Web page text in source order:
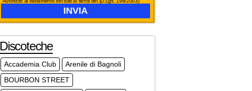
Discoteche
Accademia Club
Arenile di Bagnoli
BOURBON STREET